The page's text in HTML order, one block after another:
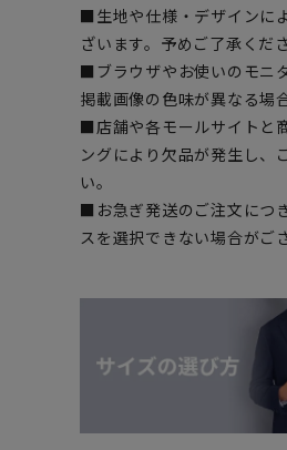
■生地や仕様・デザインに
ざいます。予めご了承くださ
■ブラウザやお使いのモニ
掲載画像の色味が異なる場
■店舗や各モールサイトと
ングにより欠品が発生し、
い。
■お急ぎ発送のご注文につ
スを選択できない場合がご